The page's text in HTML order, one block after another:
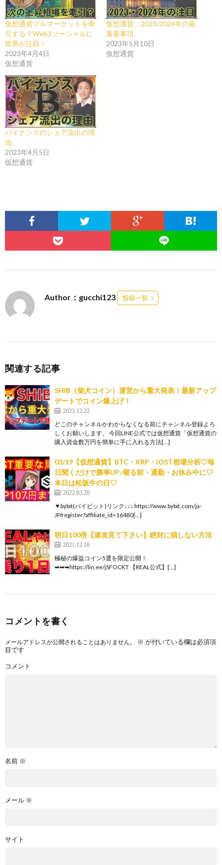
仮想通貨ブルマーケットを牽
引する？Web3ソーシャルに
世界が注目！
2023年4月4日
仮想通貨
仮想通貨、2023/2024年の最
重要事項。
2023年5月10日
仮想通貨
バイナンスのシェア流出の理
由。
2023年4月5日
仮想通貨
Author：gucchi123 投稿一覧
関連する記事
SHIB（柴犬コイン）運営から重大発表！最新アップ
デートでコイン爆上げ！
2023.12.22
どこのチャンネルかわからなくなる前にチャンネル登録よろ
しくお願いします。 今回LINE公式では仮想通貨「仮想通貨の
購入資金数万円を簡単に手に入れる方法[…]
03/19【仮想通貨】BTC・XRP・IOST相場分析♡毎
日聞くだけで勝率UP♪寝る前・通勤・お休み中に♡
本日は松阪牛の日♡
2022.03.20
▼bybit(バイビット)リンク↓↓↓ https://www.bybit.com/ja-
JP/register?affiliate_id=16480[…]
明日100倍【速攻見て下さい】絶対に損しない方法
2021.12.10
極秘の爆益コイン5選を限定公開！
➡︎➡︎➡︎https://lin.ee/jSFOCKT 【REAL公式】[…]
コメントを書く
メールアドレスが公開されることはありません。 ※ が付いている欄は必須項
目です
コメント
名前 ※
メール ※
サイト